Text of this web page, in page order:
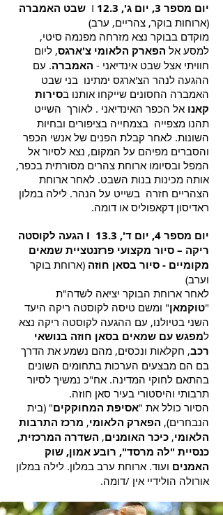
יום מספר 3, יום ג', 12.3 שבט האמברה
(ארוחות בוקר, צהריים, ערב)
מוקדם בבוקר נצא מזרחה מפנמה סיטי,
למסע אל הפארק הלאומי צ'ארגס, ליום
חוויתי אצל שבט אינדיאני - האמברה. עם
ההגעה לנהר הצ'ארגס ימתינו בני שבט
האמברה החסונים שייקחו אותנו בסירות
קאנו אל הכפר האינדיאני . לאורך השייט
תהנו מצפייה בצמחייה בציפורים ובחיות
השונות. לאחר קבלת הפנים של אנשי הכפר
והסברים מפיהם על המקום, נצא לסיור אל
המפל ובסיומו ארוחת צהרים מסורתית בכפר,
אותה מכינות בנות השבט. לאחר ארוחת
הצהריים חזרה בשייט על הנהר. לילה במלון
ראדיסון דקאפוליס או דומה.
יום מספר 4, יום ד', 13.3 I הגעה לקוסטה
ריקה – סיור מקצועי פרזנטציית שמאים
מקומיים - סיור בסאן חוזה (ארוחת בוקר
וערב)
לאחר ארוחת הבוקר יציאה לשדה"ת
"טוקמאן" ומשם טיסה לקוסטה ריקה היעד
השני בטיולנו, עם ההגעה לקוסטה ריקה נצא
למפגש עם שמאים בסאן חוזה בנושאי
רכב, חקלאות ונכסים, מהם נשמע את הדרך
בם הם מבצעים הערכות בתחומים השונים
בהתאם לחוקי המדינה. אח"כ נמשיך לסיור
תרבותי והיסטורי בעיר סאן חוזה.
הסיור כולל את "אסיפת המחוקקים" (בית
הנבחרים), הפארק הלאומי, מרכז התרבות
הלאומי, כיכר האומנים, השדרה המרכזית,
כנסיית "לה מרסד", רובע אמון, שוק
האמנים ועוד. ארוחת ערב במלון. לילה במלון
אורולה הולידיי אין /דומה.